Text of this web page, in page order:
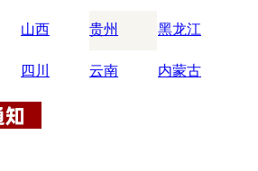
山西 贵州 黑龙江
四川 云南 内蒙古